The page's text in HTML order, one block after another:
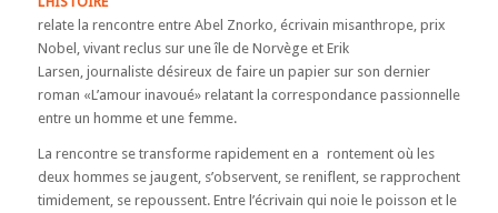
relate la rencontre entre Abel Znorko, écrivain misanthrope, prix
Nobel, vivant reclus sur une île de Norvège et Erik
Larsen, journaliste désireux de faire un papier sur son dernier
roman «L’amour inavoué» relatant la correspondance passionnelle
entre un homme et une femme.
La rencontre se transforme rapidement en a rontement où les
deux hommes se jaugent, s’observent, se reniflent, se rapprochent
timidement, se repoussent. Entre l’écrivain qui noie le poisson et le